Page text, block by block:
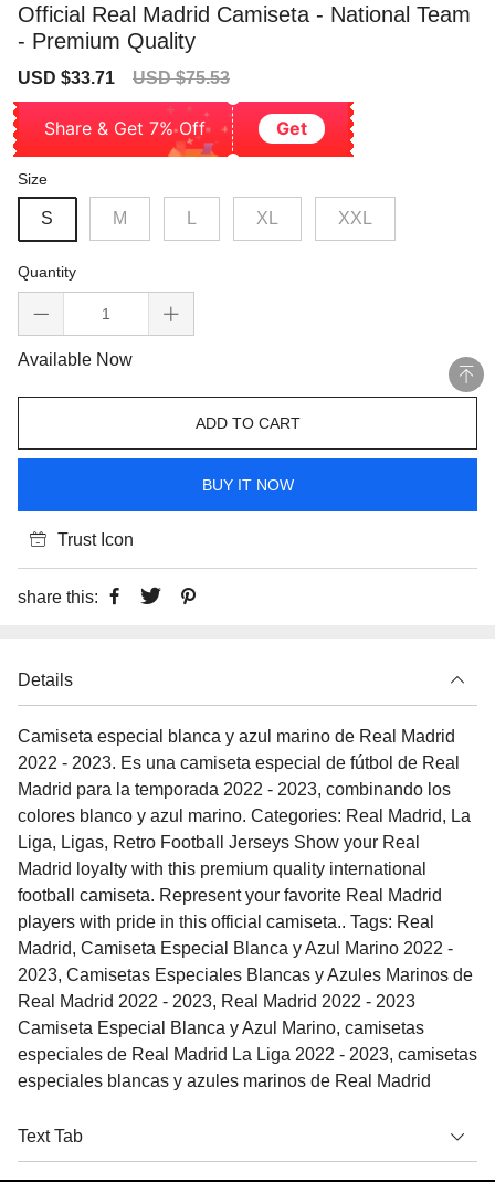
Official Real Madrid Camiseta - National Team
- Premium Quality
Sale
USD $33.71
Regular
USD $75.53
Share & Get 7% Off Get
Size
S M XL XXL
Quantity
Available Now
ADD TO CART
BUY IT NOW
Trust Icon
share this:
Details
Camiseta especial blanca y azul marino de Real Madrid
2022 - 2023. Es una camiseta especial de fútbol de Real
Madrid para la temporada 2022 - 2023, combinando los
colores blanco y azul marino. Categories: Real Madrid, La
Liga, Ligas, Retro Football Jerseys Show your Real
Madrid loyalty with this premium quality international
football camiseta. Represent your favorite Real Madrid
players with pride in this official camiseta.. Tags: Real
Madrid, Camiseta Especial Blanca y Azul Marino 2022 -
2023, Camisetas Especiales Blancas y Azules Marinos de
Real Madrid 2022 - 2023, Real Madrid 2022 - 2023
Camiseta Especial Blanca y Azul Marino, camisetas
especiales de Real Madrid La Liga 2022 - 2023, camisetas
especiales blancas y azules marinos de Real Madrid
Text Tab